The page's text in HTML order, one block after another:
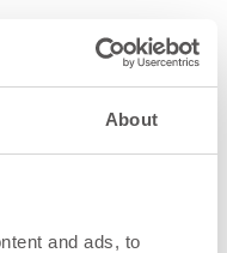
About
and ads, to